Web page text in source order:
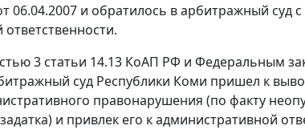
06.04.2007 и обратилось в арбитражный суд
3 статьи 14.13 КоАП РФ и Федеральным
суд Республики Коми пришел к
правонарушения (по факту
и привлек его к административной